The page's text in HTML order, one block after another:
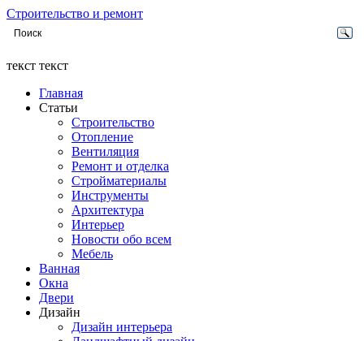
Строительство и ремонт
текст текст
Главная
Статьи
Строительство
Отопление
Вентиляция
Ремонт и отделка
Стройматериалы
Инструменты
Архитектура
Интерьер
Новости обо всем
Мебель
Ванная
Окна
Двери
Дизайн
Дизайн интерьера